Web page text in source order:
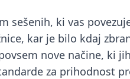
sešenih, ki vas
kar je bilo kdaj
nove načine, ki
za prihodnost